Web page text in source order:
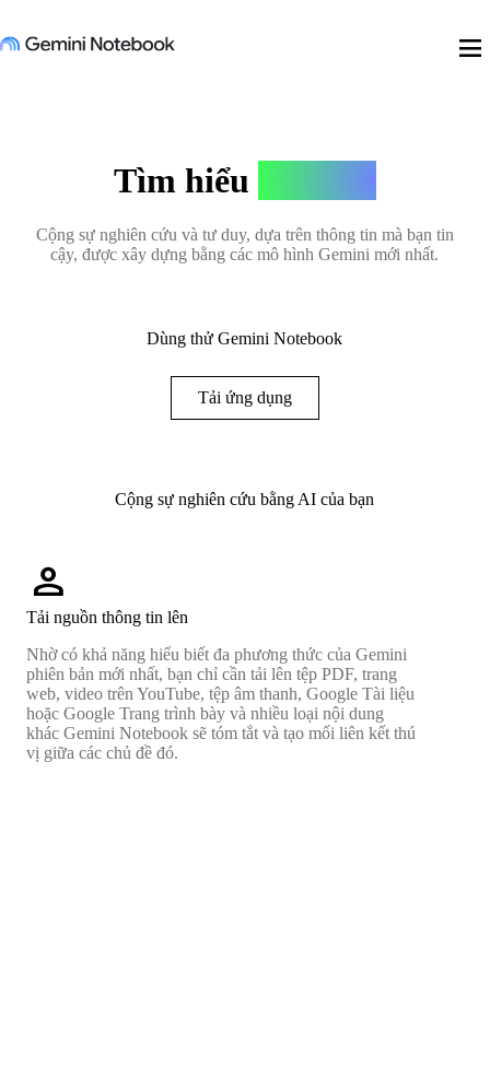
menu
Tìm hiểu
Cộng sự nghiên cứu và tư duy, dựa trên thông tin mà bạn tin
cậy, được xây dựng bằng các mô hình Gemini mới nhất.
Dùng thử Gemini Notebook
Tải ứng dụng
Cộng sự nghiên cứu bằng AI của bạn
person
Tải nguồn thông tin lên
Nhờ có khả năng hiểu biết đa phương thức của Gemini
phiên bản mới nhất, bạn chỉ cần tải lên tệp PDF, trang
web, video trên YouTube, tệp âm thanh, Google Tài liệu
hoặc Google Trang trình bày và nhiều loại nội dung
khác Gemini Notebook sẽ tóm tắt và tạo mối liên kết thú
vị giữa các chủ đề đó.